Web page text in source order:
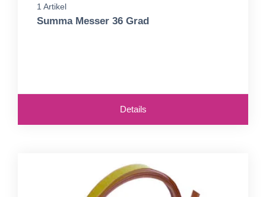
1 Artikel
Summa Messer 36 Grad
Details